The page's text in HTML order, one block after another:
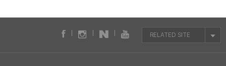
RELATED SITE